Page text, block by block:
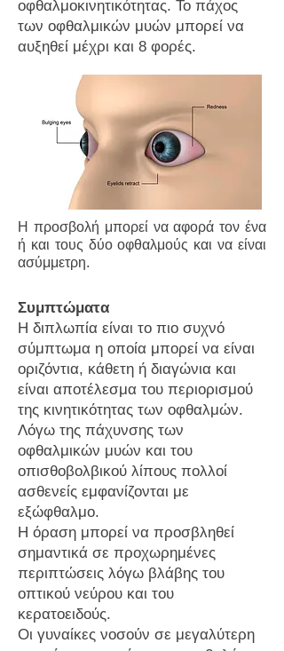
οφθαλμοκινητικότητας. Το πάχος
των οφθαλμικών μυών μπορεί να
αυξηθεί μέχρι και 8 φορές.
Η προσβολή μπορεί να αφορά τον ένα
ή και τους δύο οφθαλμούς και να είναι
ασύμμετρη.
Συμπτώματα
Η διπλωπία είναι το πιο συχνό
σύμπτωμα η οποία μπορεί να είναι
οριζόντια, κάθετη ή διαγώνια και
είναι αποτέλεσμα του περιορισμού
της κινητικότητας των οφθαλμών.
Λόγω της πάχυνσης των
οφθαλμικών μυών και του
οπισθοβολβικού λίπους πολλοί
ασθενείς εμφανίζονται με
εξώφθαλμο.
Η όραση μπορεί να προσβληθεί
σημαντικά σε προχωρημένες
περιπτώσεις λόγω βλάβης του
οπτικού νεύρου και του
κερατοειδούς.
Οι γυναίκες νοσούν σε μεγαλύτερη